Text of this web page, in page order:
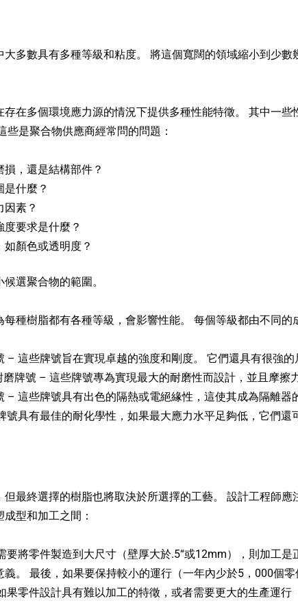
多數具有多種等級和粘度。 將這個寬闊的領域縮小到少
在多個環境應力源的情況下提供多種性能特徵。 其中一
是聚合物供應商經常問的問題：
，還是結構部件？
什麼？
因素？
要求是什麼？
顏色或透明度？
選聚合物的範圍。
種樹脂都有各種等級，會影響性能。 每個等級都由不同
– 這些牌號旨在實現卓越的強度和剛度。 它們還具有很強的
牌號 – 這些牌號專為實現最大的耐磨性而設計，並且摩擦力
– 這些牌號具有出色的隔熱或電絕緣性，這使其成為隔離器
號具有最佳的耐化學性，如果最大應力水平足夠低，它們還
最終選擇的樹脂也將取決於所選擇的工藝。 設計工程師
型和加工之間：
要將零件製造到大尺寸（壁厚大於.5“或12mm），則加工
。 最後，如果要保持較小的運行（一年內少於5，000個
果零件設計具有難以加工的特徵，或者需要更大的生產運行